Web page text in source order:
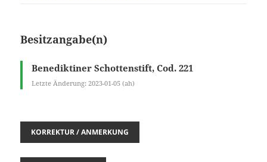
Besitzangabe(n)
Benediktiner Schottenstift, Cod. 221
Letzte Änderung: 2023-01-05 (ah)